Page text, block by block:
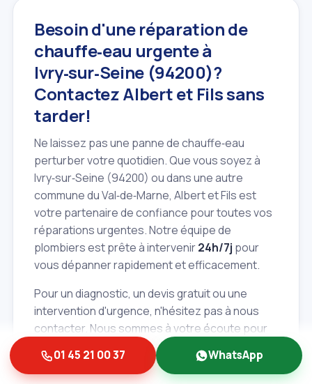
Besoin d'une réparation de
chauffe‑eau urgente à
Ivry‑sur‑Seine (94200)?
Contactez Albert et Fils sans
tarder!
Ne laissez pas une panne de chauffe‑eau
perturber votre quotidien. Que vous soyez à
Ivry‑sur‑Seine (94200) ou dans une autre
commune du Val‑de‑Marne, Albert et Fils est
votre partenaire de confiance pour toutes vos
réparations urgentes. Notre équipe de
plombiers est prête à intervenir24h/7j pour
vous dépanner rapidement et efficacement.
Pour un diagnostic, un devis gratuit ou une
intervention d'urgence, n'hésitez pas à nous
contacter. Nous sommes à votre écoute pour
vous apporter la solution la plus adaptée à
votre situation. Faites confiance à l'expertise et
à la réactivité d'Albert et Fils pour retrouver
01 45 21 00 37 WhatsApp